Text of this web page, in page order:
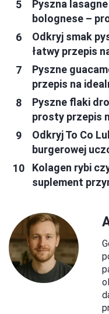
Pyszna
bolognese –
Odkryj smak
łatwy przepis
Pyszne
przepis na
Pyszne flaki
prosty przepis
Odkryj To Co
burgerowej
Kolagen rybi
suplement